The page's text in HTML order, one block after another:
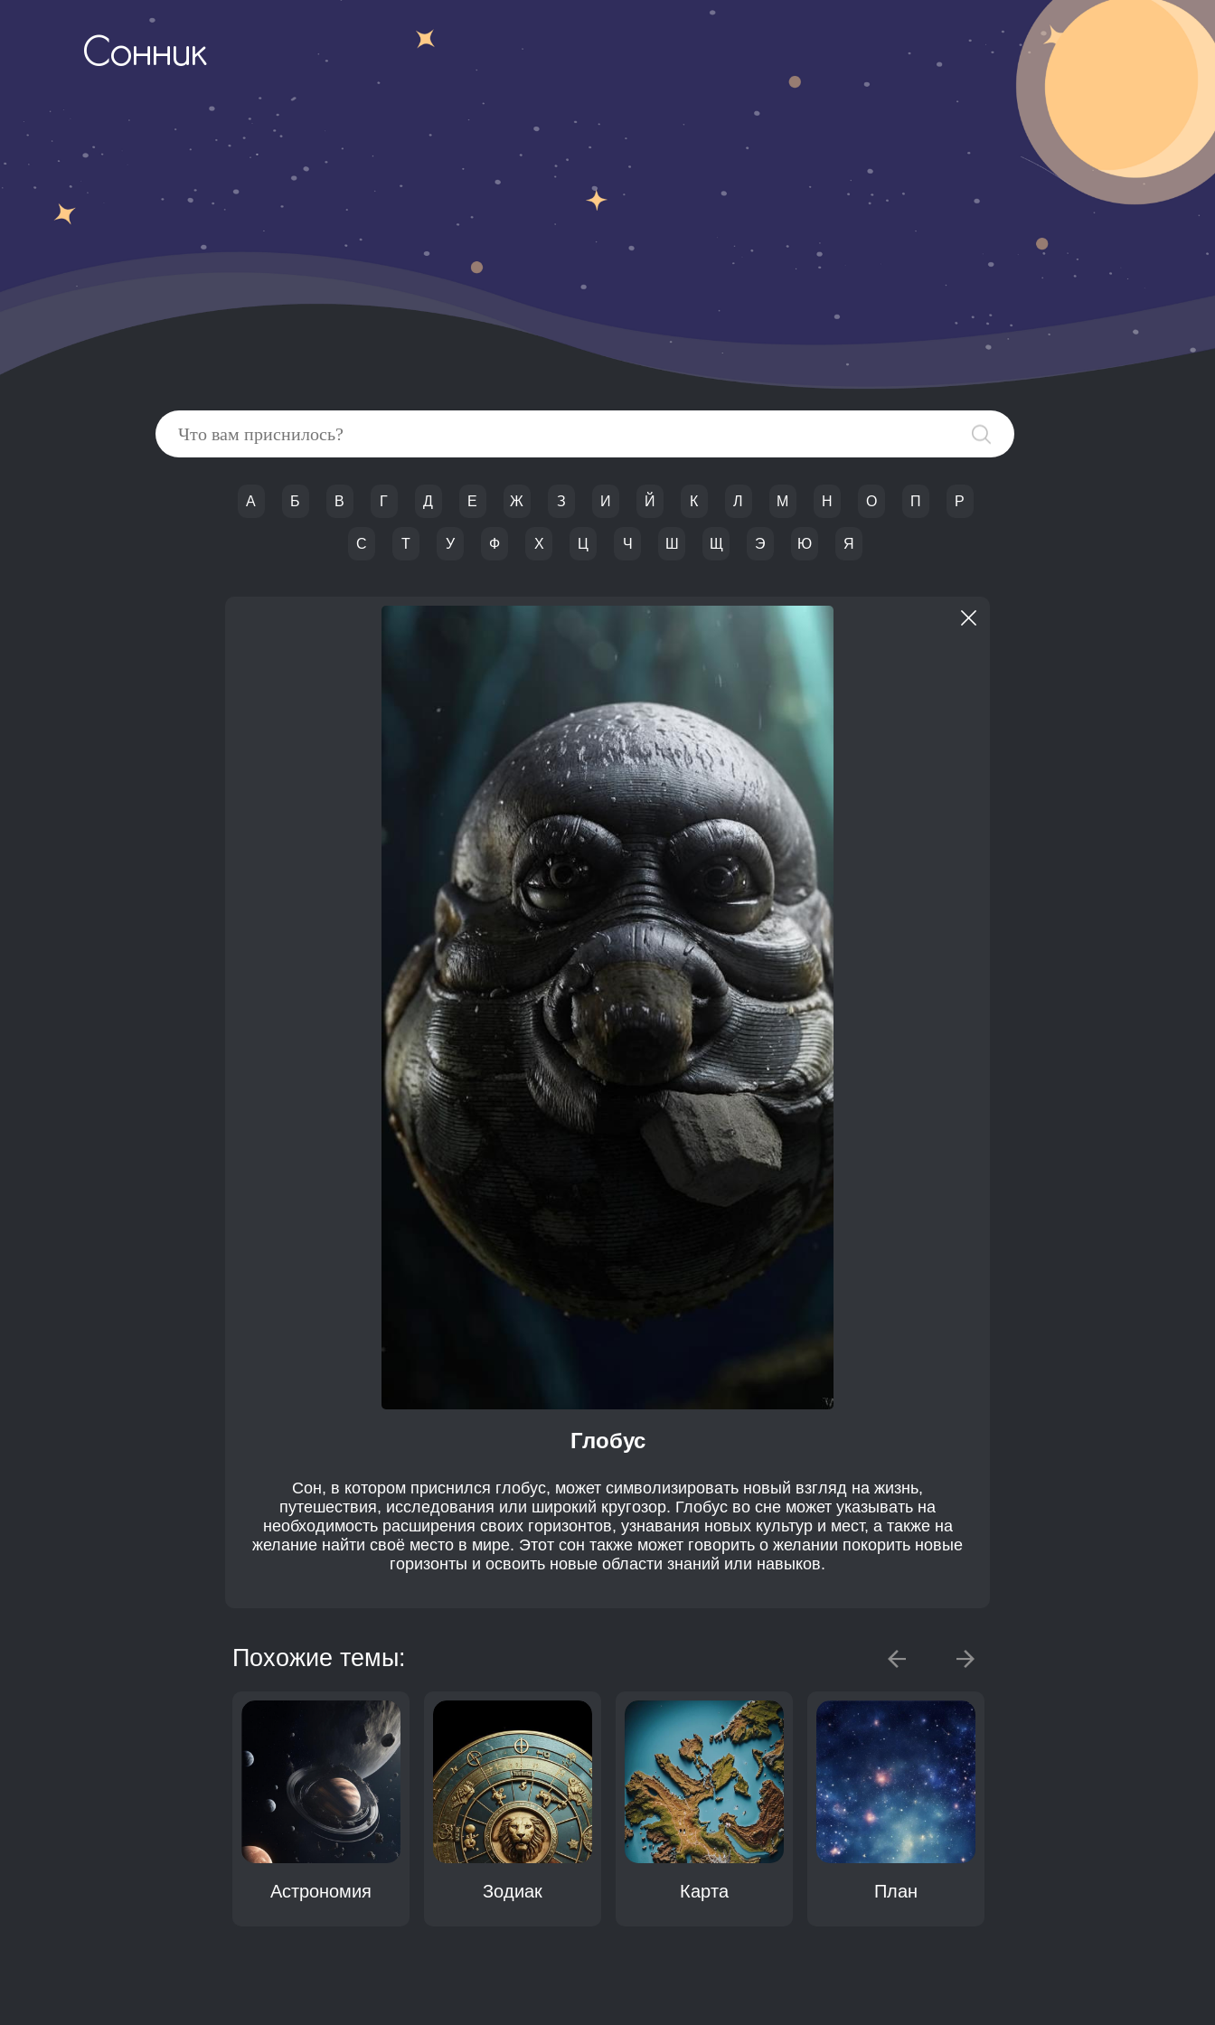
Сонник
А Б В Г Д Е Ж З И Й К Л М Н О П Р
С Т У Ф Х Ц Ч Ш Щ Э Ю Я
Глобус
Сон, в котором приснился глобус, может символизировать новый взгляд на жизнь,
путешествия, исследования или широкий кругозор. Глобус во сне может указывать на
необходимость расширения своих горизонтов, узнавания новых культур и мест, а также на
желание найти своё место в мире. Этот сон также может говорить о желании покорить новые
горизонты и освоить новые области знаний или навыков.
Похожие темы:
Астрономия Зодиак Карта План